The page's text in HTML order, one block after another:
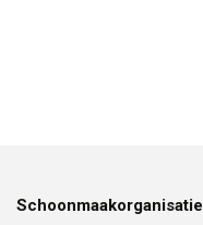
Schoonmaakorganisatie